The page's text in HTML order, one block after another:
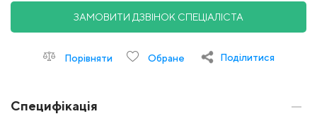
ЗАМОВИТИ ДЗВІНОК СПЕЦІАЛІСТА
Порівняти Обране Поділитися
Специфікація